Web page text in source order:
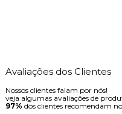
Avaliações dos Clientes
Nossos clientes falam por nós!
veja algumas avaliações de
97% dos clientes recomendam